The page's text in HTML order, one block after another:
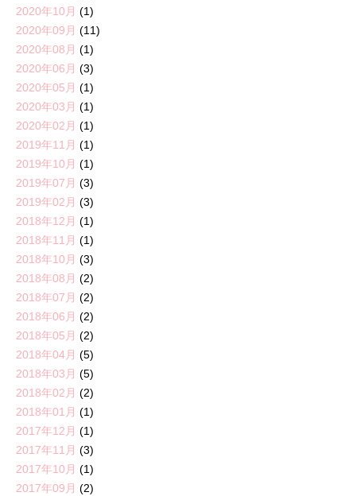
2020年10月 (1)
2020年09月 (11)
2020年08月 (1)
2020年06月 (3)
2020年05月 (1)
2020年03月 (1)
2020年02月 (1)
2019年11月 (1)
2019年10月 (1)
2019年07月 (3)
2019年02月 (3)
2018年12月 (1)
2018年11月 (1)
2018年10月 (3)
2018年08月 (2)
2018年07月 (2)
2018年06月 (2)
2018年05月 (2)
2018年04月 (5)
2018年03月 (5)
2018年02月 (2)
2018年01月 (1)
2017年12月 (1)
2017年11月 (3)
2017年10月 (1)
2017年09月 (2)